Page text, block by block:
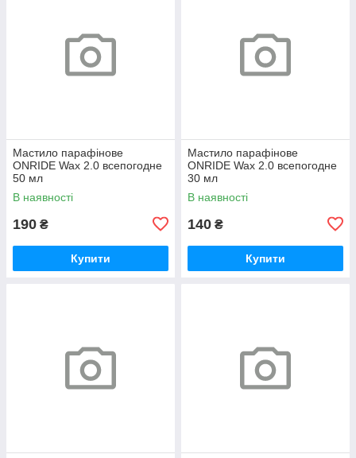
Мастило парафінове
ONRIDE Wax 2.0 всепогодне
50 мл
В наявності
190 ₴
Купити
Мастило парафінове
ONRIDE Wax 2.0 всепогодне
30 мл
В наявності
140 ₴
Купити